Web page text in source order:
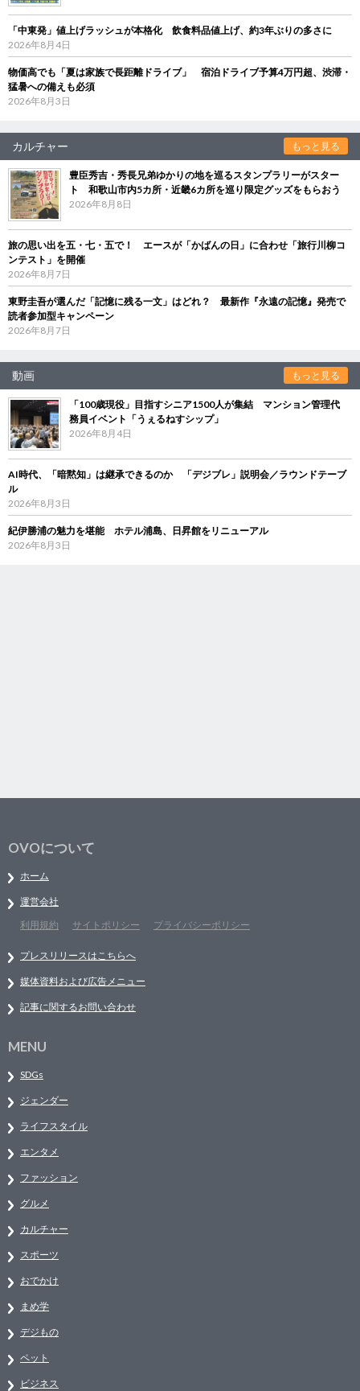
「中東発」値上げラッシュが本格化 飲食料品値上げ、約3年ぶりの多さに
2026年8月4日
物価高でも「夏は家族で長距離ドライブ」 宿泊ドライブ予算4万円超、渋滞・
猛暑への備えも必須
2026年8月3日
カルチャー もっと見る
豊臣秀吉・秀長兄弟ゆかりの地を巡るスタンプラリーがスター
ト 和歌山市内5カ所・近畿6カ所を巡り限定グッズをもらおう
2026年8月8日
旅の思い出を五・七・五で！ エースが「かばんの日」に合わせ「旅行川柳コ
ンテスト」を開催
2026年8月7日
東野圭吾が選んだ「記憶に残る一文」はどれ？ 最新作『永遠の記憶』発売で
読者参加型キャンペーン
2026年8月7日
動画 もっと見る
「100歳現役」目指すシニア1500人が集結 マンション管理代
務員イベント「うぇるねすシップ」
2026年8月4日
AI時代、「暗黙知」は継承できるのか 「デジブレ」説明会／ラウンドテーブ
ル
2026年8月3日
紀伊勝浦の魅力を堪能 ホテル浦島、日昇館をリニューアル
2026年8月3日
OVOについて
ホーム
運営会社
利用規約
サイトポリシー プライバシーポリシー
プレスリリースはこちらへ
媒体資料および広告メニュー
記事に関するお問い合わせ
MENU
SDGs
ジェンダー
ライフスタイル
エンタメ
ファッション
グルメ
カルチャー
スポーツ
おでかけ
まめ学
デジもの
ペット
ビジネス